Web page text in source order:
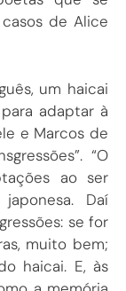
de Alice
um haicai
adaptar à
e Marcos de
“O
ao ser
Daí
se for
muito bem;
haicai. E, às